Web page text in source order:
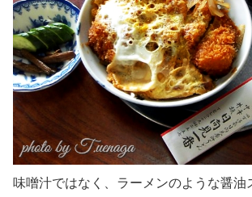
味噌汁ではなく、ラーメンのような醤油